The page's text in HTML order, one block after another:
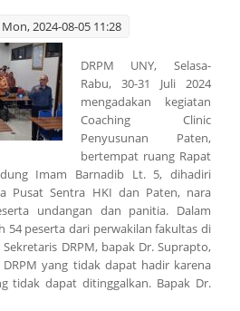
2024-08-05 11:28
DRPM UNY, Selasa-
Rabu, 30-31 Juli 2024
mengadakan kegiatan
Coaching Clinic
Penyusunan Paten,
bertempat ruang Rapat
Imam Barnadib Lt. 5, dihadiri
Pusat Sentra HKI dan Paten, nara
undangan dan panitia. Dalam
54 peserta dari perwakilan fakultas di
DRPM, bapak Dr. Suprapto,
yang tidak dapat hadir karena
tidak dapat ditinggalkan. Bapak Dr.